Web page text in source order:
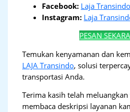
Facebook: Laja
Instagram: Laja
PESAN
Temukan kenyamanan dan
LAJA Transindo, solusi
transportasi Anda.
Terima kasih telah
membaca deskripsi layanan